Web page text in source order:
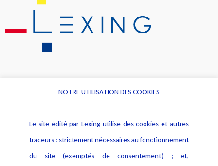
Alerte professionnelle
Déclaration d'accessibilité
Notice Légale
NOTRE UTILISATION DES COOKIES
Le site édité par Lexing utilise des cookies et autres
traceurs : strictement nécessaires au fonctionnement
du site (exemptés de consentement) ; et,